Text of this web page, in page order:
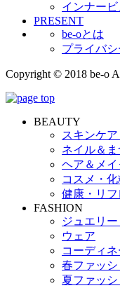
インナー
PRESENT
be-oとは
プライバ
Copyright © 2018 be-o
BEAUTY
スキンケ
ネイル＆ま
ヘア＆メ
コスメ・
健康・リフ
FASHION
ジュエリ
ウェア
コーディネ
春ファッシ
夏ファッシ